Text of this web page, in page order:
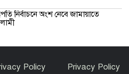
নির্বাচনে অংশ নেবে জামায়াতে
ইরান
Policy Privacy Policy